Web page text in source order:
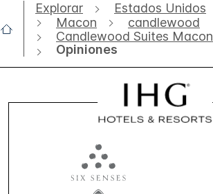
Explorar Estados Unidos
Macon
candlewood
Candlewood Suites Macon
Opiniones